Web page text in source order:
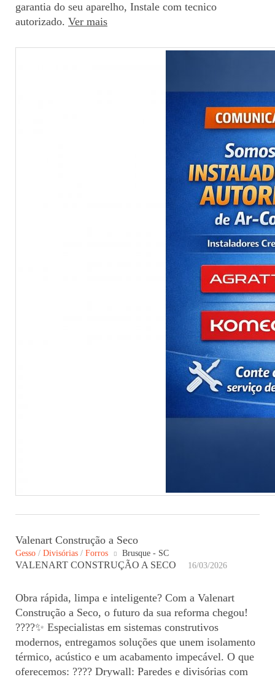
garantia do seu aparelho, Instale com tecnico
autorizado. Ver mais
Valenart Construção a Seco
Gesso / Divisórias / Forros Brusque - SC
VALENART CONSTRUÇÃO A SECO 16/03/2026
Obra rápida, limpa e inteligente? Com a Valenart
Construção a Seco, o futuro da sua reforma chegou!
????️✨ Especialistas em sistemas construtivos
modernos, entregamos soluções que unem isolamento
térmico, acústico e um acabamento impecável. O que
oferecemos: ???? Drywall: Paredes e divisórias com